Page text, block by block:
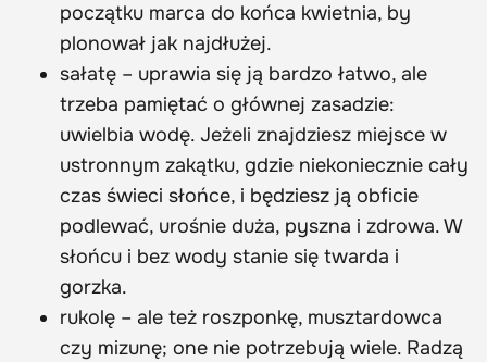
początku marca do końca kwietnia, by
plonował jak najdłużej.
sałatę – uprawia się ją bardzo łatwo, ale
trzeba pamiętać o głównej zasadzie:
uwielbia wodę. Jeżeli znajdziesz miejsce w
ustronnym zakątku, gdzie niekoniecznie cały
czas świeci słońce, i będziesz ją obficie
podlewać, urośnie duża, pyszna i zdrowa. W
słońcu i bez wody stanie się twarda i
gorzka.
rukolę – ale też roszponkę, musztardowca
czy mizunę; one nie potrzebują wiele. Radzą